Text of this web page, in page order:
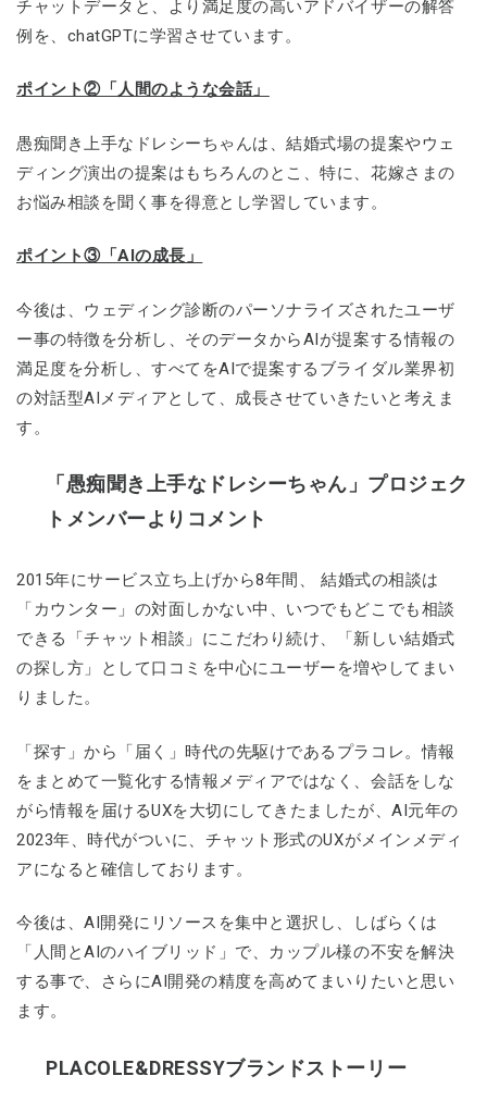
チャットデータと、より満足度の高いアドバイザーの解答
例を、chatGPTに学習させています。
ポイント②「人間のような会話」
愚痴聞き上手なドレシーちゃんは、結婚式場の提案やウェ
ディング演出の提案はもちろんのとこ、特に、花嫁さまの
お悩み相談を聞く事を得意とし学習しています。
ポイント③「AIの成長」
今後は、ウェディング診断のパーソナライズされたユーザ
ー事の特徴を分析し、そのデータからAIが提案する情報の
満足度を分析し、すべてをAIで提案するブライダル業界初
の対話型AIメディアとして、成長させていきたいと考えま
す。
「愚痴聞き上手なドレシーちゃん」プロジェク
トメンバーよりコメント
2015年にサービス立ち上げから8年間、 結婚式の相談は
「カウンター」の対面しかない中、いつでもどこでも相談
できる「チャット相談」にこだわり続け、「新しい結婚式
の探し方」として口コミを中心にユーザーを増やしてまい
りました。
「探す」から「届く」時代の先駆けであるプラコレ。情報
をまとめて一覧化する情報メディアではなく、会話をしな
がら情報を届けるUXを大切にしてきたましたが、AI元年の
2023年、時代がついに、チャット形式のUXがメインメディ
アになると確信しております。
今後は、AI開発にリソースを集中と選択し、しばらくは
「人間とAIのハイブリッド」で、カップル様の不安を解決
する事で、さらにAI開発の精度を高めてまいりたいと思い
ます。
PLACOLE&DRESSYブランドストーリー